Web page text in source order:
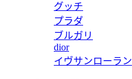
グッチ
プラダ
ブルガリ
dior
イヴサンローラン